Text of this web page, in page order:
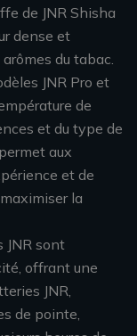
de JNR Shisha
dense et
du tabac.
JNR Pro et
de
et du type de
aux
et de
la
JNR sont
offrant une
JNR,
de pointe,